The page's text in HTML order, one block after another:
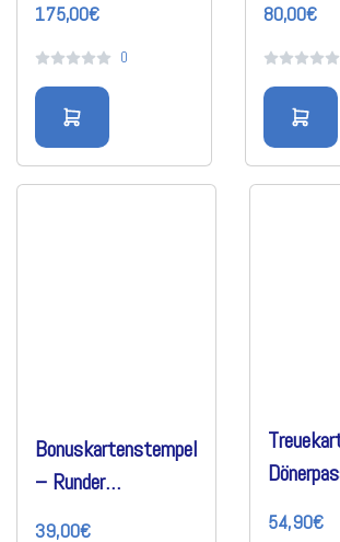
und Druck
175,00€
0
80,00€
Bonuskartenstempel
– Runder
39,00€ 54,90€